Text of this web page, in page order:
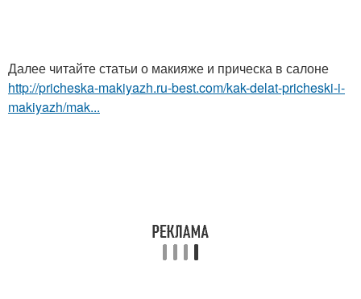
Далее читайте статьи о макияже и прическа в салоне
http://pricheska-makiyazh.ru-best.com/kak-delat-pricheski-i-
makiyazh/mak...